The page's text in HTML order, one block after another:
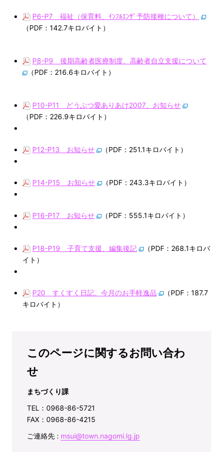
P6-P7 福祉（保育料、ｲﾝﾌﾙｴﾝｻﾞ予防接種について）
（PDF：142.7キロバイト）
P8-P9 後期高齢者医療制度、高齢者自立支援について
（PDF：216.6キロバイト）
P10-P11 どうぶつ愛ありあけ2007、お知らせ
（PDF：226.9キロバイト）
P12-P13 お知らせ （PDF：251.1キロバイト）
P14-P15 お知らせ （PDF：243.3キロバイト）
P16-P17 お知らせ （PDF：555.1キロバイト）
P18-P19 子育て支援、編集後記
（PDF：268.1キロバ
イト）
P20 すくすく日記、今月のお手軽逸品
（PDF：187.7
キロバイト）
このページに関するお問い合わ
せ
まちづくり課
TEL：0968-86-5721
FAX：0968-86-4215
ご連絡先 : msui@town.nagomi.lg.jp